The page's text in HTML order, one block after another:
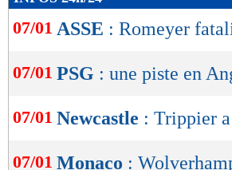
de
lecture
OK
07/01 ASSE : Romeyer
07/01 PSG : une piste en
07/01 Newcastle : Trippier
07/01 Monaco :